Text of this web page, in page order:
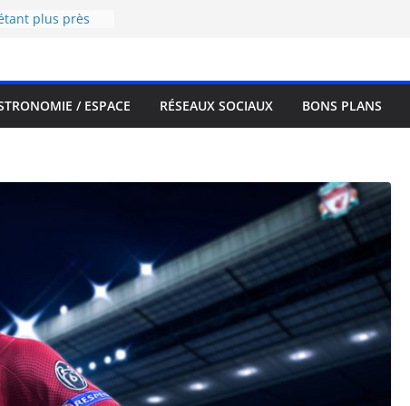
est-elle plus
à quoi
journées
sur la PS5.
va réduire en
le 29 avril !
/ ESPACE RÉSEAUX SOCIAUX BONS PLANS